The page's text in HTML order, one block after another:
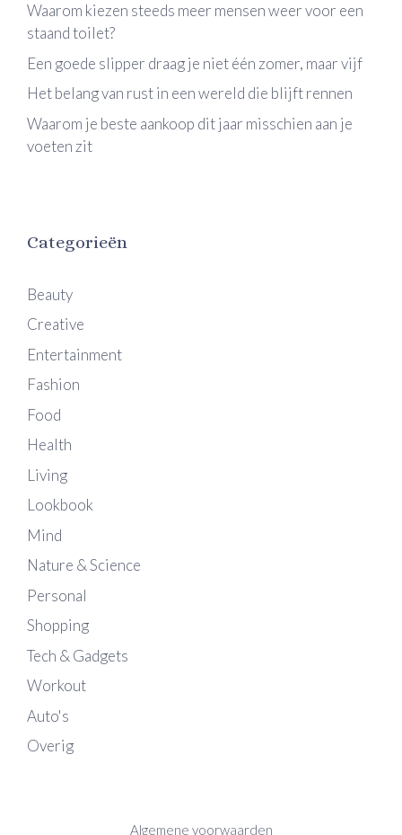
Waarom kiezen steeds meer mensen weer voor een
staand toilet?
Een goede slipper draag je niet één zomer, maar vijf
Het belang van rust in een wereld die blijft rennen
Waarom je beste aankoop dit jaar misschien aan je
voeten zit
Categorieën
Beauty
Creative
Entertainment
Fashion
Food
Health
Living
Lookbook
Mind
Nature & Science
Personal
Shopping
Tech & Gadgets
Workout
Auto's
Overig
Algemene voorwaarden